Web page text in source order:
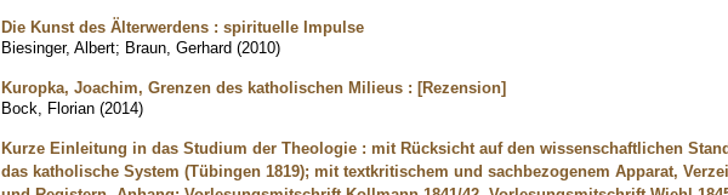
Die Kunst des Älterwerdens : spirituelle Impulse
Biesinger, Albert; Braun, Gerhard (2010)
Kuropka, Joachim, Grenzen des katholischen Milieus : [Rezension]
Bock, Florian (2014)
Kurze Einleitung in das Studium der Theologie : mit Rücksicht auf den wissenschaftlichen
das katholische System (Tübingen 1819); mit textkritischem und sachbezogenem Apparat,